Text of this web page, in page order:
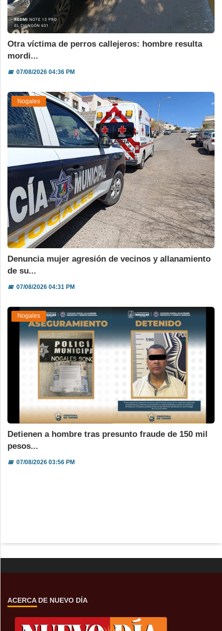
Otra víctima de perros callejeros: hombre resulta
mordi...
📅07/08/2026 04:36 PM
Nogales
Denuncia mujer agresión de vecinos y allanamiento
de su...
📅07/08/2026 04:31 PM
Nogales
Detienen a hombre tras presunto fraude de 150 mil
pesos...
📅07/08/2026 03:56 PM
ACERCA DE NUEVO DÍA